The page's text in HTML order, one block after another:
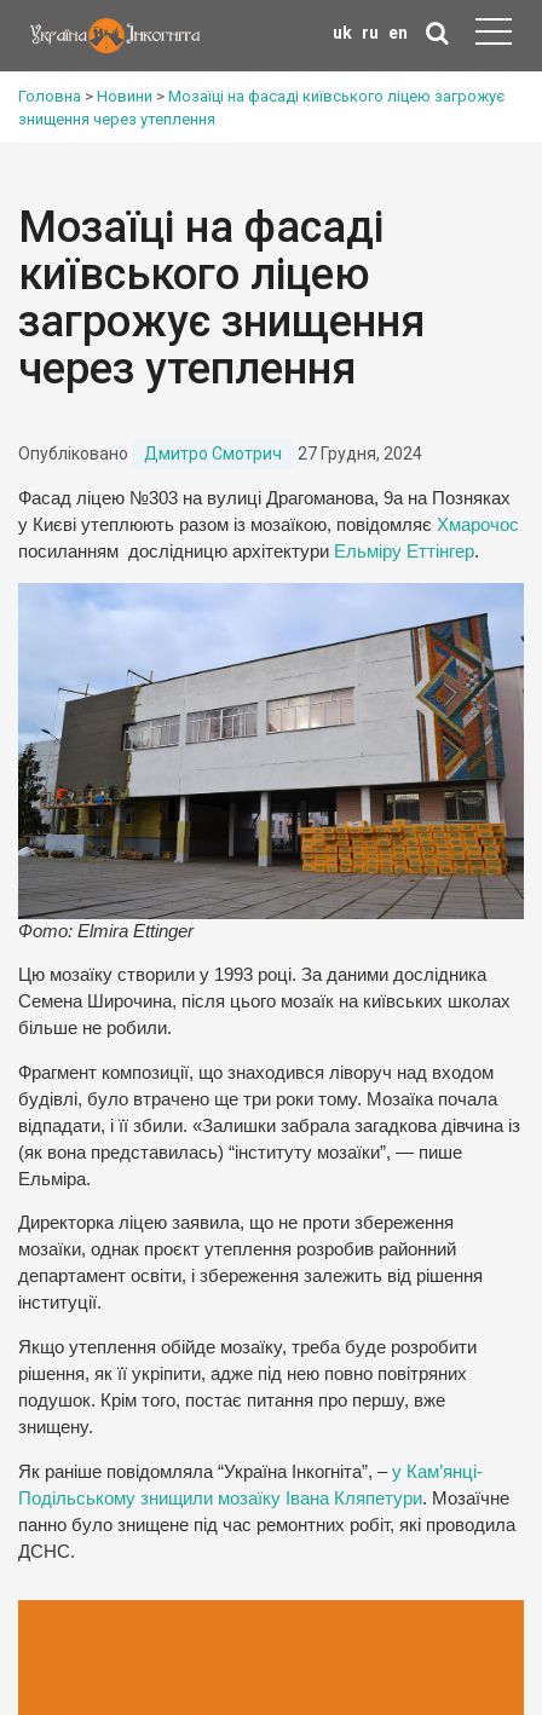
uk ru en
Головна > Новини > Мозаїці на фасаді київського ліцею загрожує
знищення через утеплення
Мозаїці на фасаді
київського ліцею
загрожує знищення
через утеплення
Опубліковано Дмитро Смотрич 27 Грудня, 2024
Фасад ліцею №303 на вулиці Драгоманова, 9а на Позняках
у Києві утеплюють разом із мозаїкою, повідомляє Хмарочос
посиланням дослідницю архітектури Ельміру Еттінгер.
Фото: Elmira Ettinger
Цю мозаїку створили у 1993 році. За даними дослідника
Семена Широчина, після цього мозаїк на київських школах
більше не робили.
Фрагмент композиції, що знаходився ліворуч над входом
будівлі, було втрачено ще три роки тому. Мозаїка почала
відпадати, і її збили. «Залишки забрала загадкова дівчина із
(як вона представилась) “інституту мозаїки”, — пише
Ельміра.
Директорка ліцею заявила, що не проти збереження
мозаїки, однак проєкт утеплення розробив районний
департамент освіти, і збереження залежить від рішення
інституції.
Якщо утеплення обійде мозаїку, треба буде розробити
рішення, як її укріпити, адже під нею повно повітряних
подушок. Крім того, постає питання про першу, вже
знищену.
Як раніше повідомляла “Україна Інкогніта”, –у Кам’янці-
Подільському знищили мозаїку Івана Кляпетури. Мозаїчне
панно було знищене під час ремонтних робіт, які проводила
ДСНС.